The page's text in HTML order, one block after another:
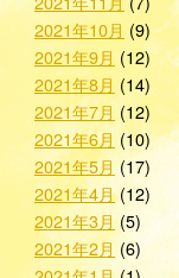
2021年10月 (9)
2021年9月 (12)
2021年8月 (14)
2021年7月 (12)
2021年6月(10)
2021年5月 (17)
2021年4月(12)
2021年3月(5)
2021年2月 (6)